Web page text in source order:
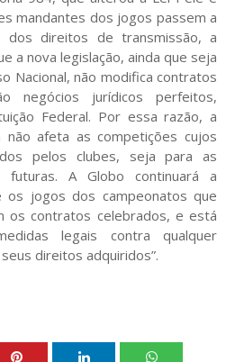
mandantes dos jogos passem a
dos direitos de transmissão, a
a nova legislação, ainda que seja
Nacional, não modifica contratos
negócios jurídicos perfeitos,
Federal. Por essa razão, a
não afeta as competições cujos
pelos clubes, seja para as
futuras. A Globo continuará a
os jogos dos campeonatos que
os contratos celebrados, e está
legais contra qualquer
direitos adquiridos”.